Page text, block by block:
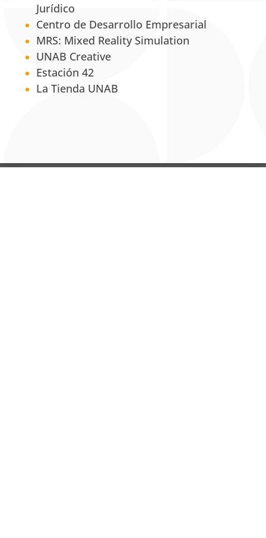
Jurídico
Centro de Desarrollo Empresarial
MRS: Mixed Reality Simulation
UNAB Creative
Estación 42
La Tienda UNAB